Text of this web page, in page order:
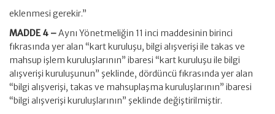
eklenmesi gerekir.”
MADDE 4 –Aynı Yönetmeliğin 11 inci maddesinin birinci
fıkrasında yer alan “kart kuruluşu, bilgi alışverişi ile takas ve
mahsup işlem kuruluşlarının” ibaresi “kart kuruluşu ile bilgi
alışverişi kuruluşunun” şeklinde, dördüncü fıkrasında yer alan
“bilgi alışverişi, takas ve mahsuplaşma kuruluşlarının” ibaresi
“bilgi alışverişi kuruluşlarının” şeklinde değiştirilmiştir.